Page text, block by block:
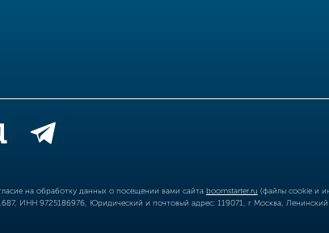
на обработку данных о посещении вами сайта boomstarter.ru (файлы cookie и
ИНН 9725186976, Юридический и почтовый адрес: 119071, г Москва, Ленинский